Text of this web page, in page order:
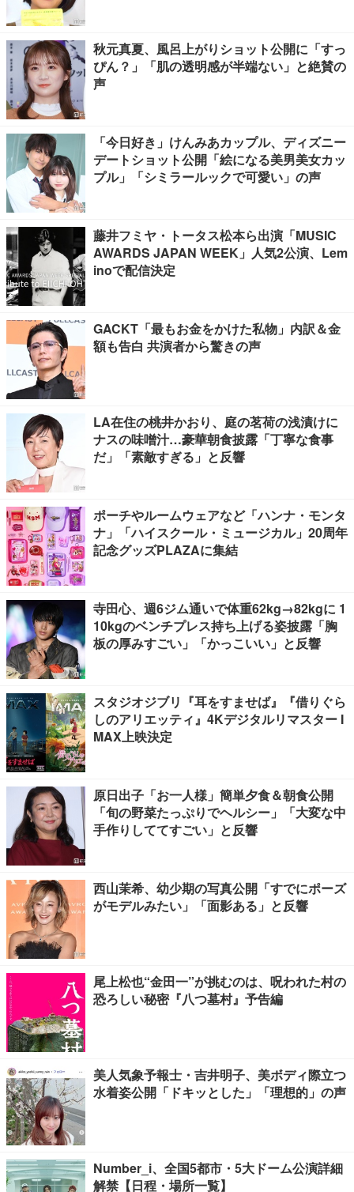
秋元真夏、風呂上がりショット公開に「すっ
ぴん？」「肌の透明感が半端ない」と絶賛の
声
「今日好き」けんみあカップル、ディズニー
デートショット公開「絵になる美男美女カッ
プル」「シミラールックで可愛い」の声
藤井フミヤ・トータス松本ら出演「MUSIC
AWARDS JAPAN WEEK」人気2公演、Lem
inoで配信決定
GACKT「最もお金をかけた私物」内訳＆金
額も告白 共演者から驚きの声
LA在住の桃井かおり、庭の茗荷の浅漬けに
ナスの味噌汁…豪華朝食披露「丁寧な食事
だ」「素敵すぎる」と反響
ポーチやルームウェアなど「ハンナ・モンタ
ナ」「ハイスクール・ミュージカル」20周年
記念グッズPLAZAに集結
寺田心、週6ジム通いで体重62kg→82kgに 1
10kgのベンチプレス持ち上げる姿披露「胸
板の厚みすごい」「かっこいい」と反響
スタジオジブリ『耳をすませば』『借りぐら
しのアリエッティ』4Kデジタルリマスター I
MAX上映決定
原日出子「お一人様」簡単夕食＆朝食公開
「旬の野菜たっぷりでヘルシー」「大変な中
手作りしててすごい」と反響
西山茉希、幼少期の写真公開「すでにポーズ
がモデルみたい」「面影ある」と反響
尾上松也“金田一”が挑むのは、呪われた村の
恐ろしい秘密『八つ墓村』予告編
美人気象予報士・吉井明子、美ボディ際立つ
水着姿公開「ドキッとした」「理想的」の声
Number_i、全国5都市・5大ドーム公演詳細
解禁【日程・場所一覧】